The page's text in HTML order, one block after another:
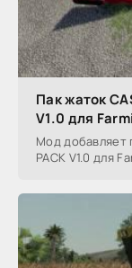
Пак жаток
V1.0 для
Мод добавляет
PACK V1.0 для